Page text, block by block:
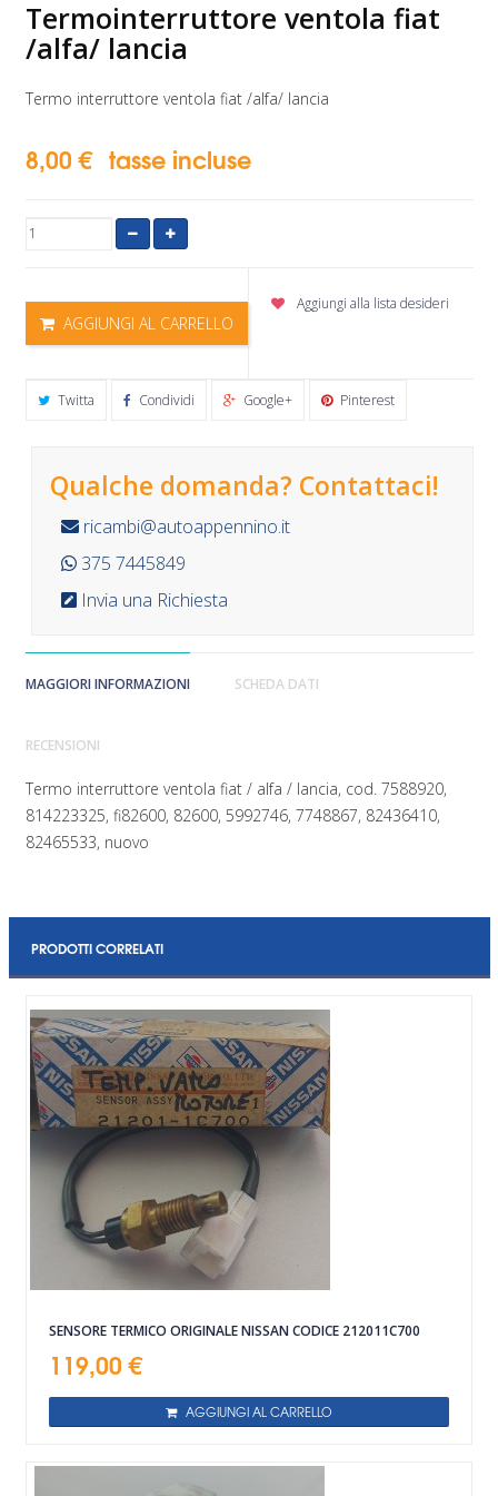
Termointerruttore ventola fiat
/alfa/ lancia
Termo interruttore ventola fiat /alfa/ lancia
8,00 € tasse incluse
AGGIUNGI AL CARRELLO
Aggiungi alla lista desideri
Twitta Condividi Google+ Pinterest
Qualche domanda? Contattaci!
ricambi@autoappennino.it
375 7445849
Invia una Richiesta
MAGGIORI INFORMAZIONI SCHEDA DATI
RECENSIONI
Termo interruttore ventola fiat / alfa / lancia, cod. 7588920,
814223325, fi82600, 82600, 5992746, 7748867, 82436410,
82465533, nuovo
PRODOTTI CORRELATI
SENSORE TERMICO ORIGINALE NISSAN CODICE 212011C700
119,00 €
AGGIUNGI AL CARRELLO